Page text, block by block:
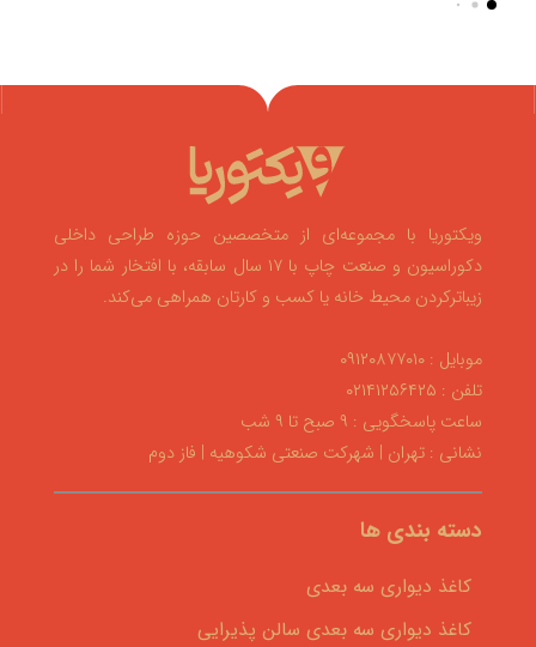
ویکتوریا با مجموعه‌ای از متخصصین حوزه طراحی داخلی
دکوراسیون و صنعت چاپ با ۱۷ سال سابقه، با افتخار شما را در
زیباترکردن محیط خانه یا کسب و کارتان همراهی می‌کند.
موبایل : ۰۹۱۲۰۸۷۷۰۱۰
تلفن : ۰۲۱۴۱۲۵۶۴۲۵
ساعت پاسخگویی : ۹ صبح تا ۹ شب
نشانی : تهران | شهرکت صنعتی شکوهیه | فاز دوم
دسته بندی ها
کاغذ دیواری سه بعدی
کاغذ دیواری سه بعدی سالن پذیرایی